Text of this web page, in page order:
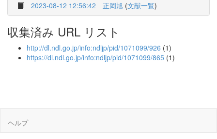
2023-08-12 12:56:42 正岡旭 (文献一覧)
収集済み URL リスト
http://dl.ndl.go.jp/info:ndljp/pid/1071099/926 (1)
https://dl.ndl.go.jp/info:ndljp/pid/1071099/865 (1)
ヘルプ